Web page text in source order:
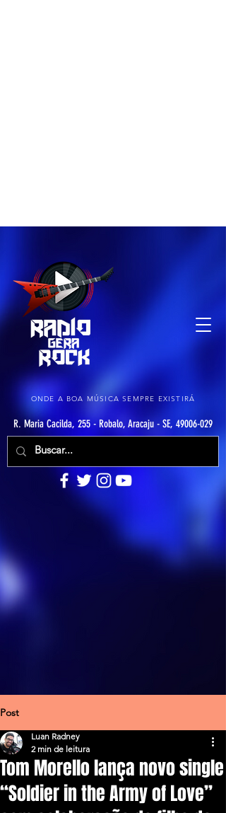
ONDE A BOA MÚSICA SEMPRE EXISTIRÁ
R. Maria Cacilda, 255 - Robalo, Aracaju - SE, 49006-029
Post
Tom Morello lança novo single
“Soldier in the Army of Love”
Luan Radney
2 min de leitura